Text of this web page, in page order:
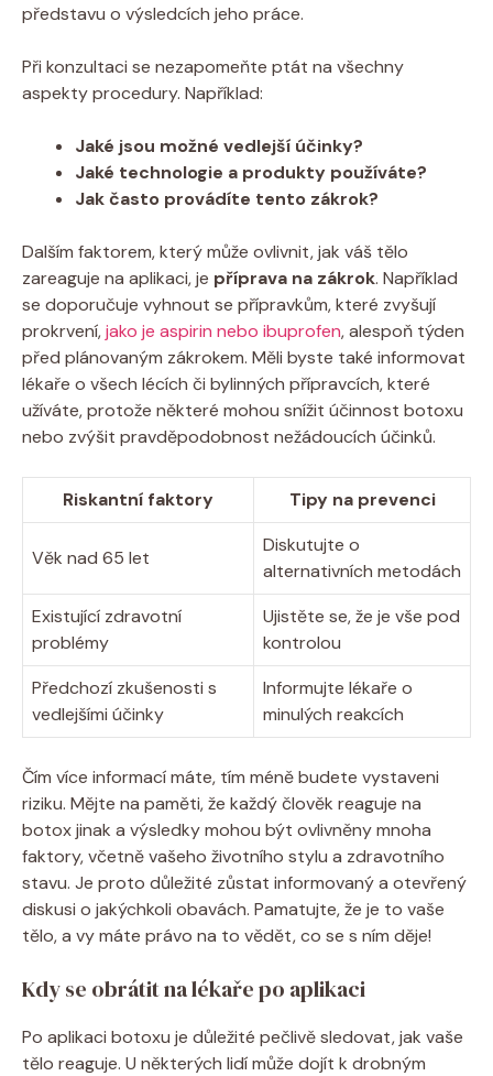
představu o výsledcích jeho práce.
Při konzultaci se nezapomeňte ptát na všechny
aspekty procedury. Například:
Jaké jsou možné vedlejší účinky?
Jaké technologie a produkty používáte?
Jak často provádíte tento zákrok?
Dalším faktorem, který může ovlivnit, jak váš tělo
zareaguje na aplikaci, je příprava na zákrok. Například
se doporučuje vyhnout se přípravkům, které zvyšují
prokrvení,jako je aspirin nebo ibuprofen, alespoň týden
před plánovaným zákrokem. Měli byste také informovat
lékaře o všech lécích či bylinných přípravcích, které
užíváte, protože některé mohou snížit účinnost botoxu
nebo zvýšit pravděpodobnost nežádoucích účinků.
Riskantní faktory Tipy na prevenci
Věk nad 65 let
Diskutujte o
alternativních metodách
Existující zdravotní
problémy
Ujistěte se, že je vše pod
kontrolou
Předchozí zkušenosti s
vedlejšími účinky
Informujte lékaře o
minulých reakcích
Čím více informací máte, tím méně budete vystaveni
riziku. Mějte na paměti, že každý člověk reaguje na
botox jinak a výsledky mohou být ovlivněny mnoha
faktory, včetně vašeho životního stylu a zdravotního
stavu. Je proto důležité zůstat informovaný a otevřený
diskusi o jakýchkoli obavách. Pamatujte, že je to vaše
tělo, a vy máte právo na to vědět, co se s ním děje!
Kdy se obrátit na lékaře po aplikaci
Po aplikaci botoxu je důležité pečlivě sledovat, jak vaše
tělo reaguje. U některých lidí může dojít k drobným